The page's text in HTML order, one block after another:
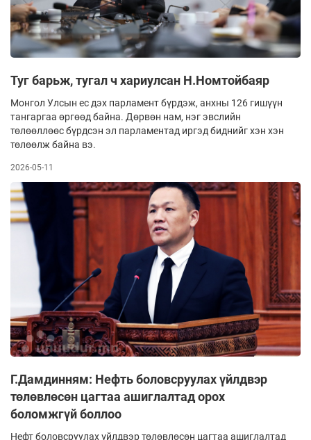
Туг барьж, тугал ч хариулсан Н.Номтойбаяр
Монгол Улсын ес дэх парламент бүрдэж, анхны 126 гишүүн
тан­гар­гаа өргөөд байна. Дөр­вөн нам, нэг эвслийн
төлөөллөөс бүрдсэн эл парламентад иргэд биднийг хэн хэн
төлөөлж байна вэ.
2026-05-11
Г.Дамдинням: Нефть боловсруулах үйлдвэр
төлөвлөсөн цагтаа ашиглалтад орох
боломжгүй боллоо
Нефт боловсруулах үйлдвэр төлөвлөсөн цагтаа ашиглалтад